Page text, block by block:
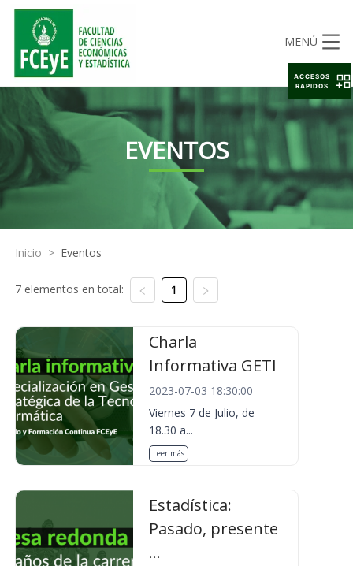
MENÚ
EVENTOS
Inicio > Eventos
7 elementos en total: 1
Charla
Informativa GETI
2023-07-03 18:30:00
Viernes 7 de Julio, de
18.30 a...
Leer más
Estadística:
Pasado, presente
...
ACCESOS
RAPIDOS